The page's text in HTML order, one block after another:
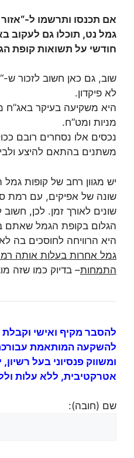
אם תכנסו ותרשמו ל-
גמל נט, תוכלו גם לעקוב
חודשי על תשואות קופת
שוב, גם כאן חשוב לזכור
לא פיקדון.
היא משקיעה בעיקר באג”ח
מניות ומט”ח.
נכסים אלו נסחרים רובם
משתנים בהתאם להיצע
יש מגוון רחב של קופות
שונה של אפיקים, עם רמת
שונים לאורך זמן. לכן, חשוב
הגלום בקופת הגמל שאתם
היא הרוויחה לחוסכים בה
גמל אחרות בעלות אותה רמת
התמחות– בדיוק כמו שזה
להסבר מקיף ואישי
להשקעה המותאמת
ומשווק פנסיוני בעל
אטרקטיבית, ללא עלות
שם (חובה):